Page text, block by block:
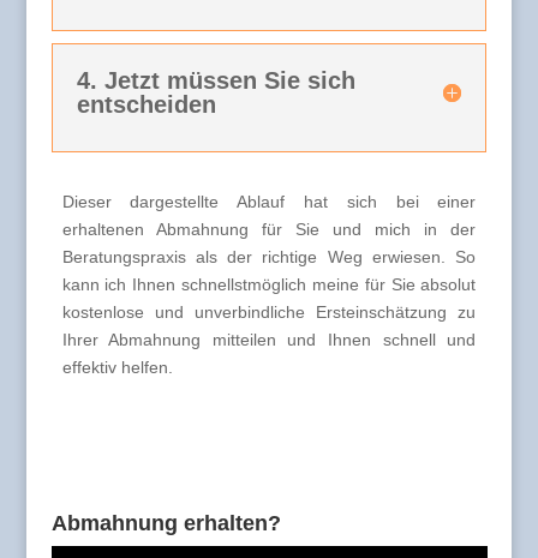
4. Jetzt müssen Sie sich
entscheiden
Dieser dargestellte Ablauf hat sich bei einer
erhaltenen Abmahnung für Sie und mich in der
Beratungspraxis als der richtige Weg erwiesen. So
kann ich Ihnen schnellstmöglich meine für Sie absolut
kostenlose und unverbindliche Ersteinschätzung zu
Ihrer Abmahnung mitteilen und Ihnen schnell und
effektiv helfen.
Abmahnung erhalten?